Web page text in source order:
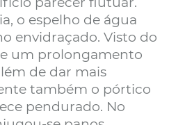
o espelho de água
envidraçado. Visto do
um prolongamento
de dar mais
também o pórtico
pendurado. No